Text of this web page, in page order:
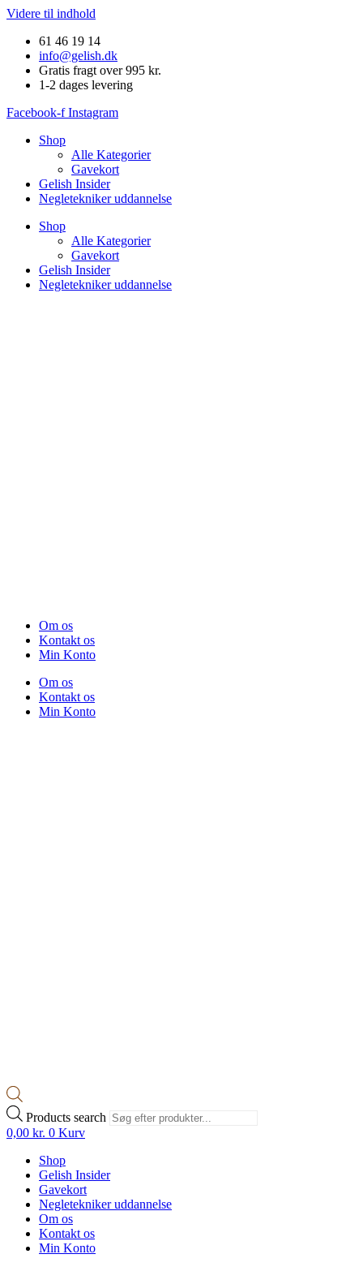
Videre til indhold
61 46 19 14
info@gelish.dk
Gratis fragt over 995 kr.
1-2 dages levering
Facebook-f Instagram
Shop
Alle Kategorier
Gavekort
Gelish Insider
Negletekniker uddannelse
Shop
Alle Kategorier
Gavekort
Gelish Insider
Negletekniker uddannelse
Om os
Kontakt os
Min Konto
Om os
Kontakt os
Min Konto
Products search
0,00 kr. 0 Kurv
Shop
Gelish Insider
Gavekort
Negletekniker uddannelse
Om os
Kontakt os
Min Konto